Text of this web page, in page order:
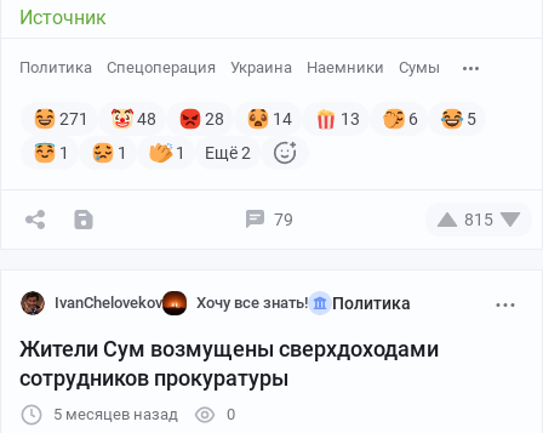
rasprostranilsya...
detskomu-s...
Источник
Политика Спецоперация Украина Наемники Сумы
271 48 28 14 13 6
5
1
1 1 Ещё 2
79 815
IvanChelovekov Хочу все знать! Политика
Жители Сум возмущены сверхдоходами
сотрудников прокуратуры
5 месяцев назад 0